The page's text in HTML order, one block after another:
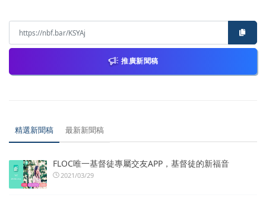
推廣新聞稿
精選新聞稿 最新新聞稿
FLOC唯一基督徒專屬交友APP，基督徒的新福音
2021/03/29